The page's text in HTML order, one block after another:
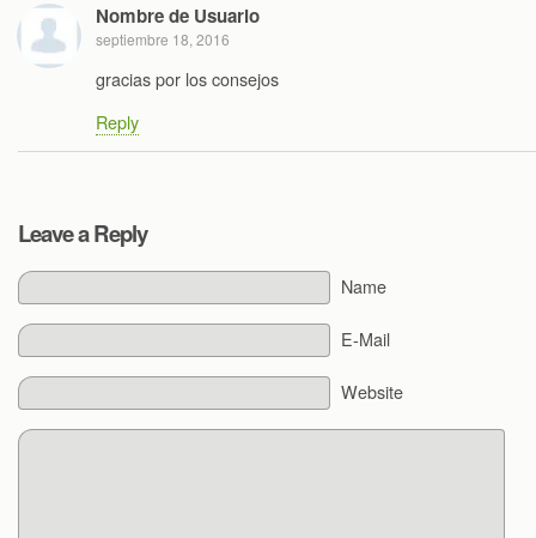
Nombre de Usuario
septiembre 18, 2016
gracias por los consejos
Reply
Leave a Reply
Name
E-Mail
Website